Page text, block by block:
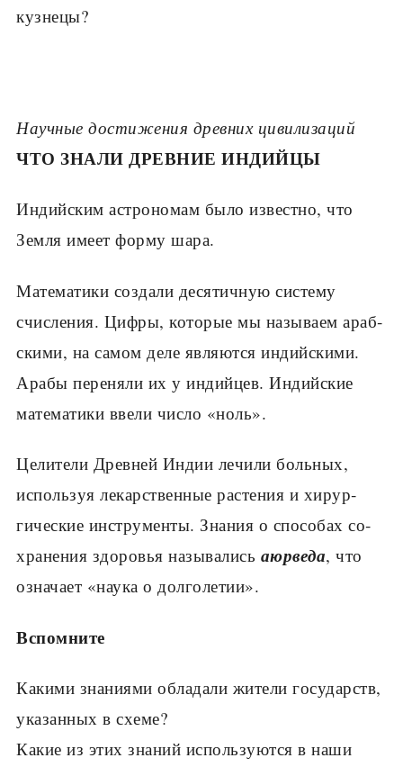
кузнецы?
Научные достижения древних цивилизаций
ЧТО ЗНАЛИ ДРЕВНИЕ ИНДИЙЦЫ
Индийским астрономам было известно, что
Земля имеет форму шара.
Математики создали десятичную систему
счисления. Цифры, которые мы называем араб­
скими, на самом деле являются индийскими.
Ара­бы переняли их у индийцев. Индийские
матема­тики ввели число «ноль».
Целители Древней Индии лечили больных,
используя лекарственные растения и хирур­
гические инструменты. Знания о способах со­
хранения здоровья назывались аюрведа, что
означает «наука о долголетии».
Вспомните
Какими знаниями обла­дали жители государств,
указанных в схеме?
Какие из этих знаний используются в наши